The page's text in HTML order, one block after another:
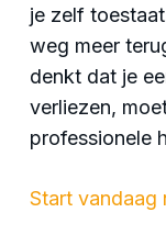
je zelf
weg meer
denkt dat je
verliezen,
professionele
Start vandaag